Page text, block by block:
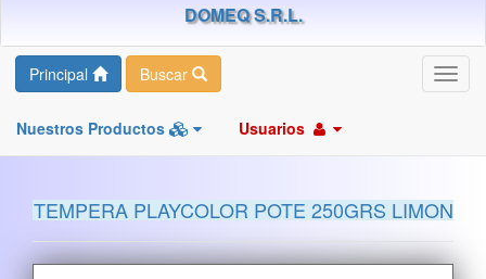
DOMEQ S.R.L.
Principal Buscar
Nuestros Productos Usuarios
TEMPERA PLAYCOLOR POTE 250GRS LIMON